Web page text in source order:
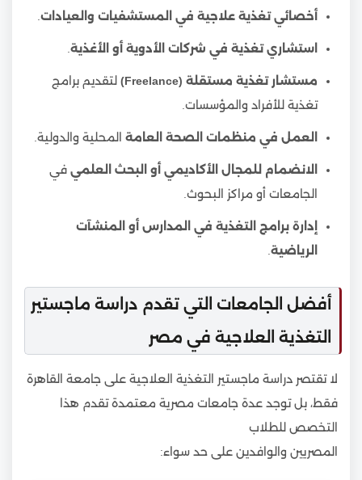
أخصائي تغذية علاجية في المستشفيات والعيادات
استشاري تغذية في شركات الأدوية أو الأغذية
مستشار تغذية مستقلة (Freelance)
لتقديم برامج
تغذية للأفراد والمؤسسات.
العمل في منظمات الصحة العامة المحلية والدولية.
الانضمام للمجال الأكاديمي أو البحث العلمي في
الجامعات أو مراكز البحوث.
إدارة برامج التغذية في المدارس أو المنشآت
الرياضية
أفضل الجامعات التي تقدم دراسة ماجستير
التغذية العلاجية في مصر
لا تقتصر دراسة ماجستير التغذية العلاجية على جامعة القاهرة
فقط، بل توجد عدة جامعات مصرية معتمدة تقدم هذا
التخصص للطلاب
المصريين والوافدين على حد سواء: